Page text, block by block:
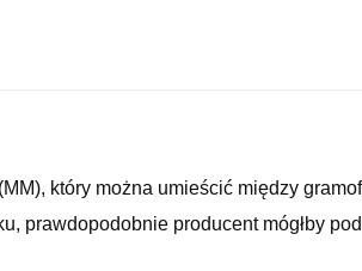
który można umieścić między
prawdopodobnie producent mógłby